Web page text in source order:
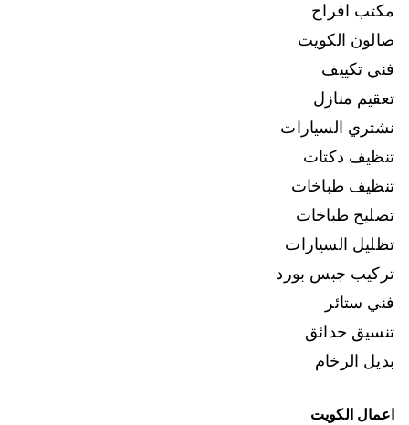
مكتب افراح
صالون الكويت
فني تكييف
تعقيم منازل
نشتري السيارات
تنظيف دكتات
تنظيف طباخات
تصليح طباخات
تظليل السيارات
تركيب جبس بورد
فني ستائر
تنسيق حدائق
بديل الرخام
اعمال الكويت